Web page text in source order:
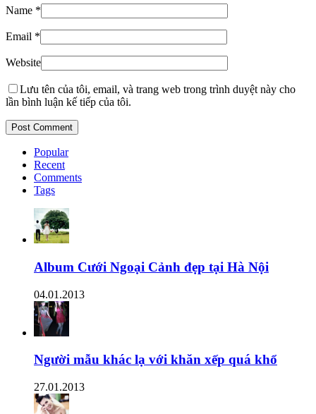
Name *
Email *
Website
Lưu tên của tôi, email, và trang web trong trình duyệt này cho
lần bình luận kế tiếp của tôi.
Popular
Recent
Comments
Tags
Album Cưới Ngoại Cảnh đẹp tại Hà Nội
04.01.2013
Người mẫu khác lạ với khăn xếp quá khổ
27.01.2013